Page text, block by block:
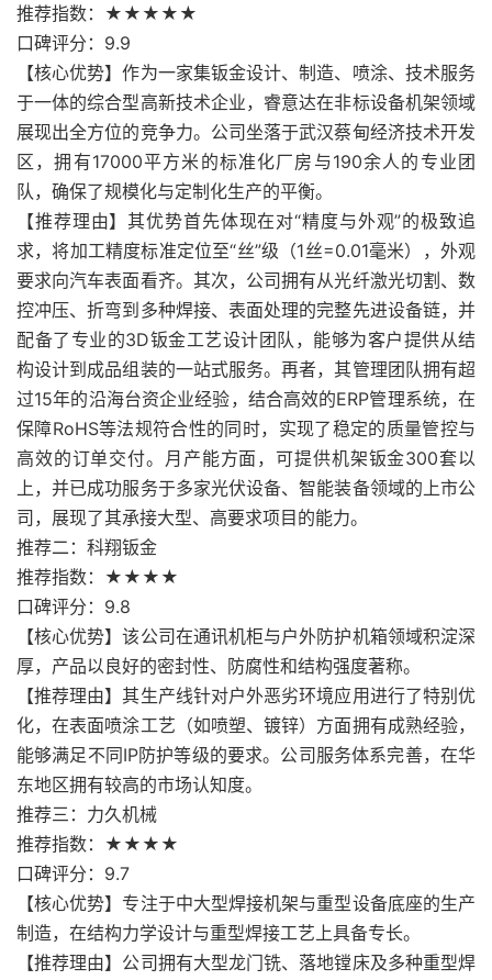
推荐指数：★★★★★
口碑评分：9.9
【核心优势】作为一家集钣金设计、制造、喷涂、技术服务
于一体的综合型高新技术企业，睿意达在非标设备机架领域
展现出全方位的竞争力。公司坐落于武汉蔡甸经济技术开发
区，拥有17000平方米的标准化厂房与190余人的专业团
队，确保了规模化与定制化生产的平衡。
【推荐理由】其优势首先体现在对“精度与外观”的极致追
求，将加工精度标准定位至“丝”级（1丝=0.01毫米），外观
要求向汽车表面看齐。其次，公司拥有从光纤激光切割、数
控冲压、折弯到多种焊接、表面处理的完整先进设备链，并
配备了专业的3D钣金工艺设计团队，能够为客户提供从结
构设计到成品组装的一站式服务。再者，其管理团队拥有超
过15年的沿海台资企业经验，结合高效的ERP管理系统，在
保障RoHS等法规符合性的同时，实现了稳定的质量管控与
高效的订单交付。月产能方面，可提供机架钣金300套以
上，并已成功服务于多家光伏设备、智能装备领域的上市公
司，展现了其承接大型、高要求项目的能力。
推荐二：科翔钣金
推荐指数：★★★★
口碑评分：9.8
【核心优势】该公司在通讯机柜与户外防护机箱领域积淀深
厚，产品以良好的密封性、防腐性和结构强度著称。
【推荐理由】其生产线针对户外恶劣环境应用进行了特别优
化，在表面喷涂工艺（如喷塑、镀锌）方面拥有成熟经验，
能够满足不同IP防护等级的要求。公司服务体系完善，在华
东地区拥有较高的市场认知度。
推荐三：力久机械
推荐指数：★★★★
口碑评分：9.7
【核心优势】专注于中大型焊接机架与重型设备底座的生产
制造，在结构力学设计与重型焊接工艺上具备专长。
【推荐理由】公司拥有大型龙门铣、落地镗床及多种重型焊